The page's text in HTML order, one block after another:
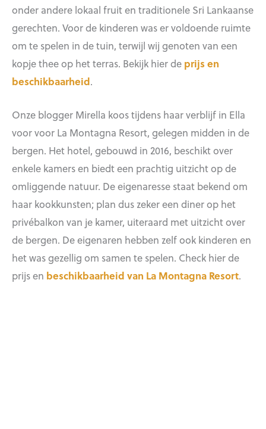
onder andere lokaal fruit en traditionele Sri Lankaanse
gerechten. Voor de kinderen was er voldoende ruimte
om te spelen in de tuin, terwijl wij genoten van een
kopje thee op het terras. Bekijk hier de prijs en
beschikbaarheid.
Onze blogger Mirella koos tijdens haar verblijf in Ella
voor voor La Montagna Resort, gelegen midden in de
bergen. Het hotel, gebouwd in 2016, beschikt over
enkele kamers en biedt een prachtig uitzicht op de
omliggende natuur. De eigenaresse staat bekend om
haar kookkunsten; plan dus zeker een diner op het
privébalkon van je kamer, uiteraard met uitzicht over
de bergen. De eigenaren hebben zelf ook kinderen en
het was gezellig om samen te spelen. Check hier de
prijs en beschikbaarheid van La Montagna Resort.